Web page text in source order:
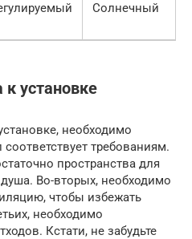
Солнечный
к установке
необходимо
требованиям.
пространства для
Во-вторых, необходимо
чтобы избежать
необходимо
Кстати, не забудьте